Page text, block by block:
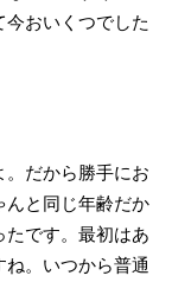
おいくつでした
だから勝手にお
んと同じ年齢だか
たです。最初はあ
。いつから普通